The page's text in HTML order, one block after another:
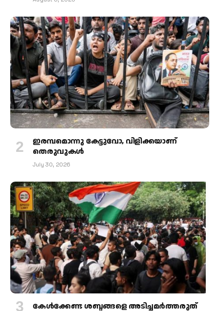
ഇരമ്പമൊന്നു കേട്ടുവോ, വിളിക്കയാണ്
തെരുവുകള്‍
July 30, 2026
കേള്‍ക്കേണ്ട ശബ്ദങ്ങളെ അടിച്ചമര്‍ത്തരുത്